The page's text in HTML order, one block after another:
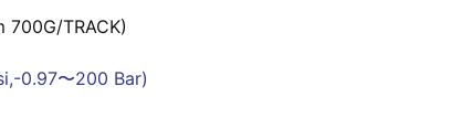
TRACK)